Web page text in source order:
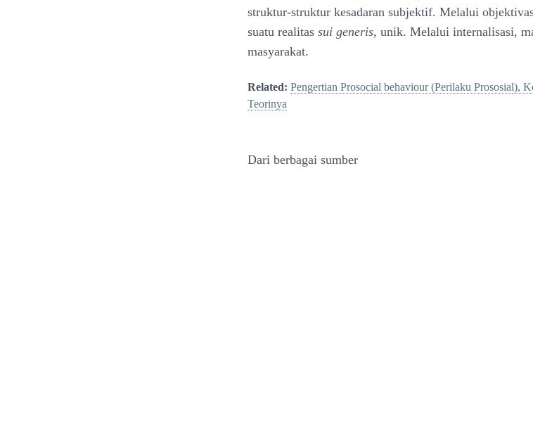
struktur-struktur kesadaran subjektif. Melalui
suatu realitas sui generis, unik. Melalui internalisasi,
masyarakat.
Related: Pengertian Prosocial behaviour (Perilaku Prososial),
Teorinya
Dari berbagai sumber